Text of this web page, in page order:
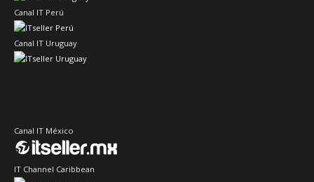
Canal IT Perú
Canal IT Uruguay
Canal IT México
IT Channel Caribbean